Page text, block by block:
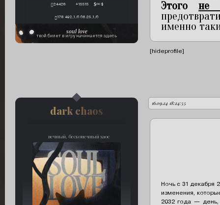
24428 +15515 ∞ $
178 492,1/0 06.25,1/0
soul love
твой билет в игру начинается здесь
Этогоне
именно
[hideprofile]
16.09.24 18:24:55
вечный, бесконечный хаос
автор:
dark chaos
Ночь с 31 декабря
изменения,
2032 года — день,